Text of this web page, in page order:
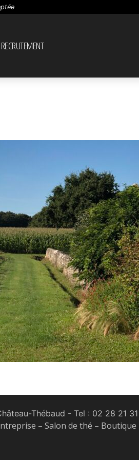
RECRUTEMENT
Thébaud - Tel : 02 28 21 31
– Salon de thé – Boutique